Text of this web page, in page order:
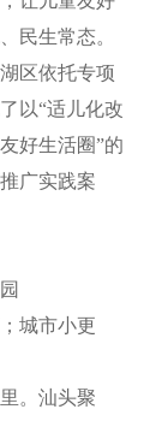
民生常态。
区依托专项
以“适儿化改
好生活圈”的
广实践案
城市小更
。汕头聚